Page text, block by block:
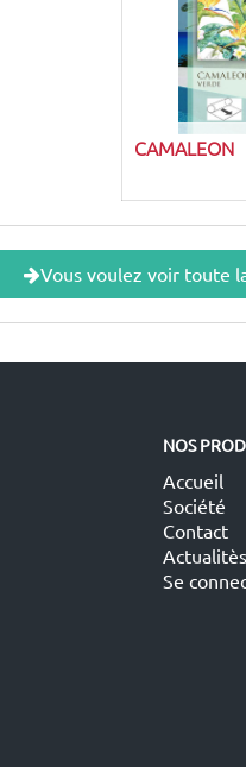
CAMALEON
Vous voulez voir toute
NOS
Accueil
Société
Contact
Actualitès
Se